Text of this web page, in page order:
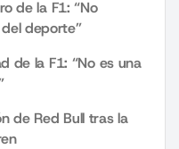
de la F1: “No
deporte”
de la F1: “No es una
de Red Bull tras la